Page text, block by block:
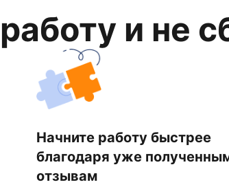
и не
Начните работу быстрее
благодаря уже
отзывам